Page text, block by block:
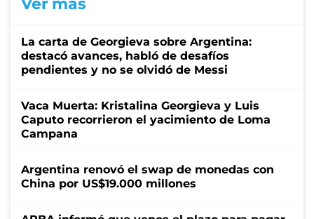
La carta de Georgieva sobre Argentina:
destacó avances, habló de desafíos
pendientes y no se olvidó de Messi
Vaca Muerta: Kristalina Georgieva y Luis
Caputo recorrieron el yacimiento de Loma
Campana
Argentina renovó el swap de monedas con
China por US$19.000 millones